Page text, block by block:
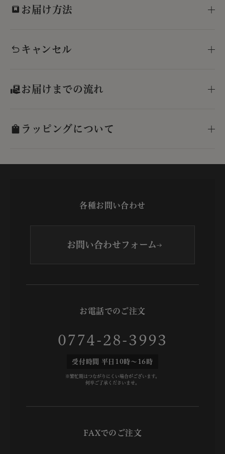
お届け方法
キャンセル
お届けまでの流れ
ラッピングについて
各種お問い合わせ
お問い合わせフォーム
お電話でのご注文
0774-28-3993
受付時間 平日10時～16時
※繁忙期はつながりにくい場合がございます。
何卒ご了承くださいませ。
FAXでのご注文